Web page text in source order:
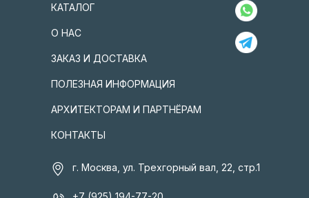
АРХИТЕКТОРАМ И ПАРТНЁРАМ
КОНТАКТЫ
ПОЛЕЗНАЯ ИНФОРМАЦИЯ
ЗАКАЗ И ДОСТАВКА
О НАС
КАТАЛОГ
г. Москва, ул. Трехгорный вал, 22, стр.1